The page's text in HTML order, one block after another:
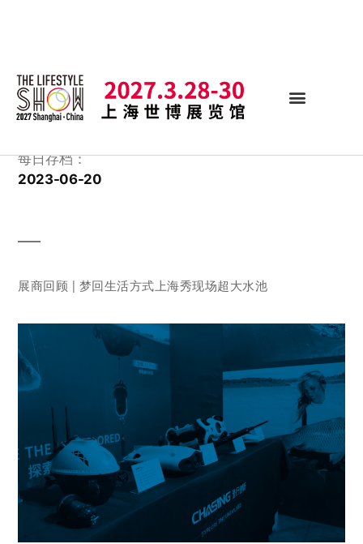
每日存档：
2023-06-20
展商回顾 | 梦回生活方式上海秀现场超大水池